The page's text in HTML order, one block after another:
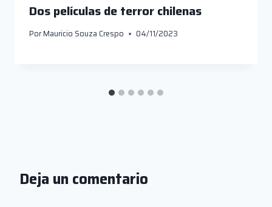
Dos películas de terror chilenas
PorMauricio Souza Crespo 04/11/2023
Deja un comentario